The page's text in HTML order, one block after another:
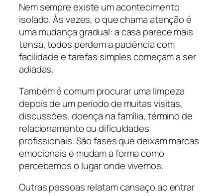
Nem sempre existe um acontecimento
isolado. Às vezes, o que chama atenção é
uma mudança gradual: a casa parece mais
tensa, todos perdem a paciência com
facilidade e tarefas simples começam a ser
adiadas.
Também é comum procurar uma limpeza
depois de um período de muitas visitas,
discussões, doença na família, término de
relacionamento ou dificuldades
profissionais. São fases que deixam marcas
emocionais e mudam a forma como
percebemos o lugar onde vivemos.
Outras pessoas relatam cansaço ao entrar